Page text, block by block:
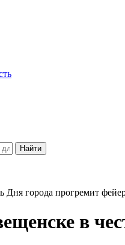
Найти
Дня города прогремит
в